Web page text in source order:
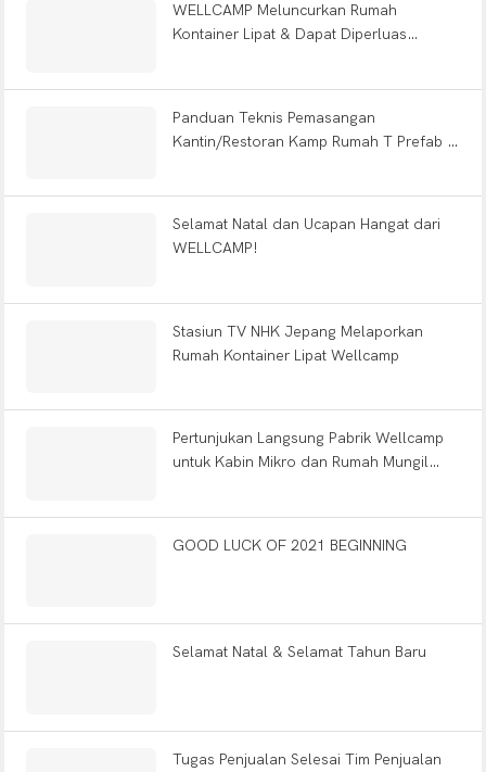
WELLCAMP Meluncurkan Rumah
Kontainer Lipat & Dapat Diperluas
Panduan Teknis Pemasangan
Kantin/Restoran Kamp Rumah T Prefab –
Selamat Natal dan Ucapan Hangat dari
WELLCAMP!
Stasiun TV NHK Jepang Melaporkan
Rumah Kontainer Lipat Wellcamp
Pertunjukan Langsung Pabrik Wellcamp
untuk Kabin Mikro dan Rumah Mungil
GOOD LUCK OF 2021 BEGINNING
Selamat Natal & Selamat Tahun Baru
Tugas Penjualan Selesai Tim Penjualan